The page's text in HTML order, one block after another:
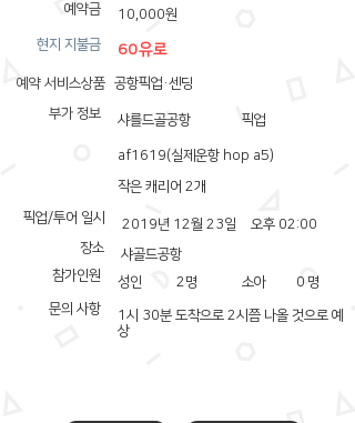
예약금
​현지 지불금
부가 정보
픽업/투어 일시
장소
참가인원
문의 사항
예약 서비스상품
10,000원
60유로
공항픽업·센딩
샤를드골공항 픽업
af1619(실제운항 hop a5)
작은 캐리어 2개
2019년 12월 23일
오후 02:00
샤골드공항
성인
2명 소아 0 명
1시 30분 도착으로 2시쯤 나올 것으로 예
상